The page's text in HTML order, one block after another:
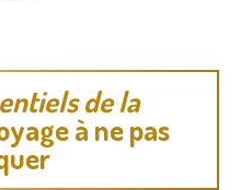
de la
à ne pas